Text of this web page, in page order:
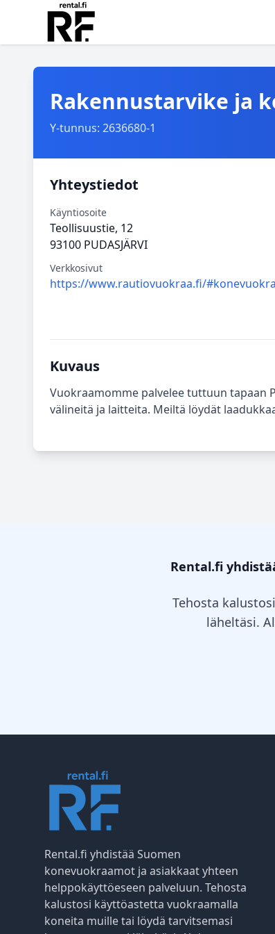
Rakennustarvike ja
Y-tunnus: 2636680-1
Yhteystiedot
Käyntiosoite
Teollisuustie, 12
93100 PUDASJÄRVI
Verkkosivut
https://www.rautiovuokraa.fi/
Kuvaus
Vuokraamomme palvelee tuttuun tapaan
välineitä ja laitteita. Meiltä löydät
Rental.fi
Tehosta
läheltäsi.
Rental.fi yhdistää Suomen
konevuokraamot ja asiakkaat yhteen
helppokäyttöeseen palveluun. Tehosta
kalustosi käyttöastetta vuokraamalla
koneita muille tai löydä tarvitsemasi